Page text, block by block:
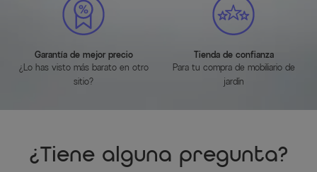
Garantía de mejor precio
¿Lo has visto más barato en otro
sitio?
Tienda de confianza
Para tu compra de mobiliario de
jardín
¿Tiene alguna pregunta?